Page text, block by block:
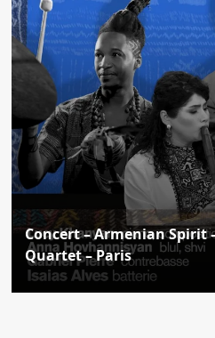
Concert – Armenian Spirit
Quartet – Paris